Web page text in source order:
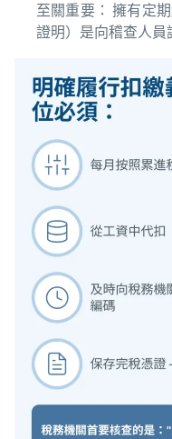
至關重要： 擁有定
證明）是向稽查人員